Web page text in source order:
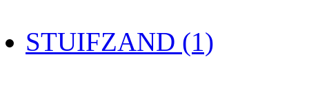
STUIFZAND (1)